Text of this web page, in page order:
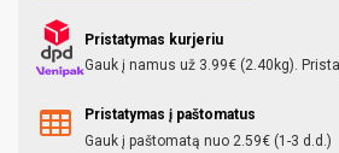
Pristatymas kurjeriu
Gauk į namus už 3.99€ (2.40kg).
Pristatymas į paštomatus
Gauk į paštomatą nuo 2.59€ (1-3 d.d.)